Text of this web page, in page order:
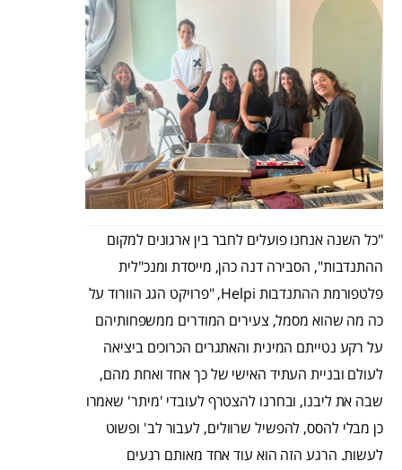
"כל השנה אנחנו פועלים לחבר בין ארגונים למקום
ההתנדבות", הסבירה דנה כהן, מייסדת ומנכ"לית
פלטפורמת ההתנדבות Helpi, "פרויקט הגג הוורוד על
כה מה שהוא מסמל, צעירים המודרים ממשפחותיהם
על רקע נטייתם המינית והאתגרים הכרוכים ביציאה
לעולם ובניית העתיד האישי של כך אחד ואחת מהם,
שבה את ליבנו, ובחרנו להצטרף לעובדי 'מיתר' שאמרו
כן מבלי להסס, להפשיל שרוולים, לעבור לב' ופשוט
לעשות. הרגע הזה הוא עוד אחד מאותם רגעים